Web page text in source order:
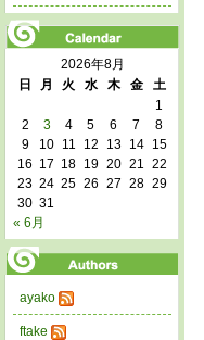
2026年8月
日
月 火 水 木 金
土
1
2
3 4 5 6 7
8
9
10 11 12 13 14
15
16 17 18 19 20 21 22
23 24 25 26 27 28 29
30 31
« 6月
ayako
ftake